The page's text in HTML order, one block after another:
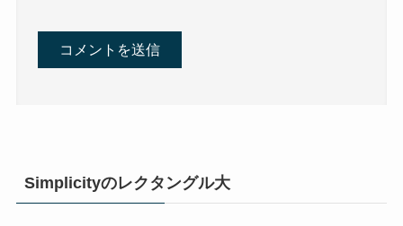
Simplicityのレクタングル大